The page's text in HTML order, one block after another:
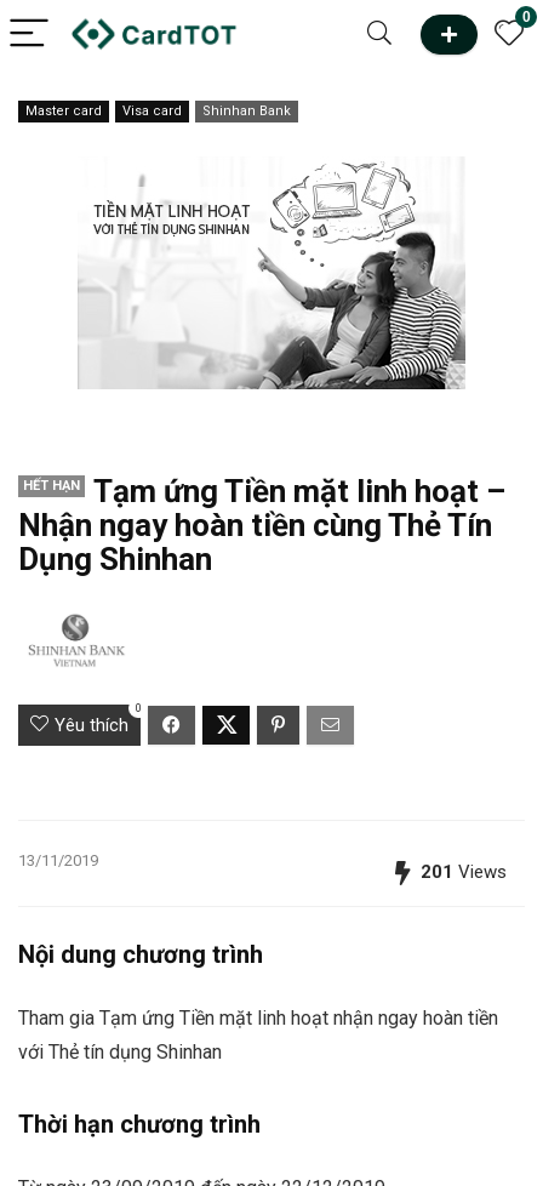
0
Master card Visa card Shinhan Bank
HẾT HẠN
Tạm ứng Tiền mặt linh hoạt –
Nhận ngay hoàn tiền cùng Thẻ Tín
Dụng Shinhan
Yêu thích
0
13/11/2019
201 Views
Nội dung chương trình
Tham gia Tạm ứng Tiền mặt linh hoạt nhận ngay hoàn tiền
với Thẻ tín dụng Shinhan
Thời hạn chương trình